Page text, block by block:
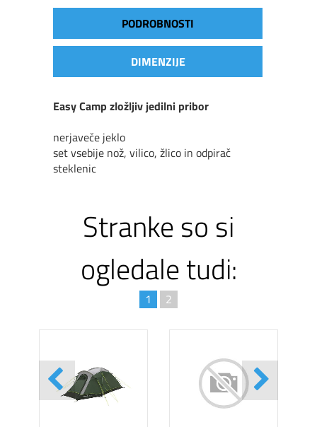
PODROBNOSTI
DIMENZIJE
Easy Camp zložljiv jedilni pribor
nerjaveče jeklo
set vsebije nož, vilico, žlico in odpirač
steklenic
Stranke so si
ogledale tudi:
1 2